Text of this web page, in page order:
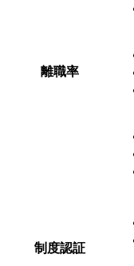
離職率
制度認証